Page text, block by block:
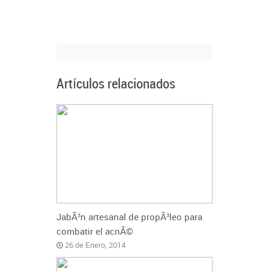
Artículos relacionados
JabÃ³n artesanal de propÃ³leo para
combatir el acnÃ©
26 de Enero, 2014